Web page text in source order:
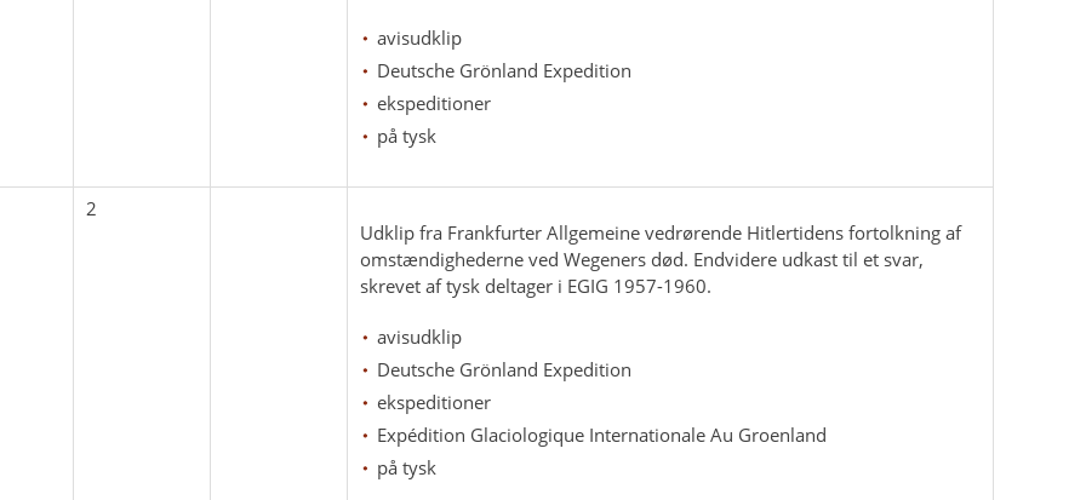
avisudklip
Deutsche Grönland Expedition
ekspeditioner
på tysk
2
Udklip fra Frankfurter Allgemeine vedrørende Hitlertidens fortolkning af
omstændighederne ved Wegeners død. Endvidere udkast til et svar,
skrevet af tysk deltager i EGIG 1957-1960.
avisudklip
Deutsche Grönland Expedition
ekspeditioner
Expédition Glaciologique Internationale Au Groenland
på tysk